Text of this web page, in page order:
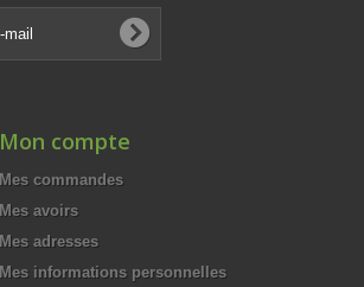
Mon compte
Mes commandes
Mes avoirs
Mes adresses
Mes informations personnelles